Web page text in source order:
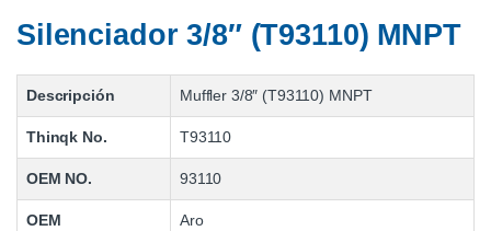
Silenciador 3/8″ (T93110) MNPT
Descripción Muffler 3/8″ (T93110) MNPT
Thinqk No. T93110
OEM NO. 93110
OEM Aro